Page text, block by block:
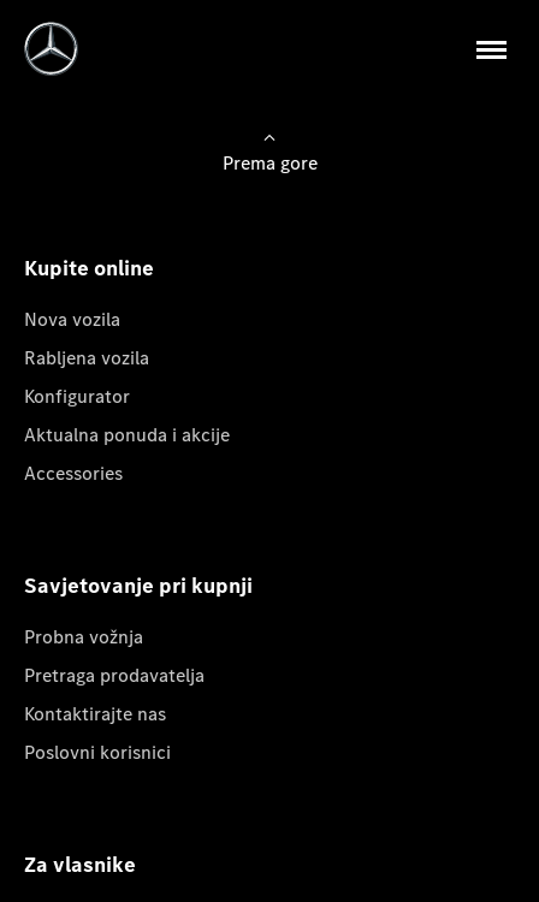
Prema gore
Kupite online
Nova vozila
Rabljena vozila
Konfigurator
Aktualna ponuda i akcije
Accessories
Savjetovanje pri kupnji
Probna vožnja
Pretraga prodavatelja
Kontaktirajte nas
Poslovni korisnici
Za vlasnike